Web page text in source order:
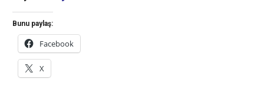
Bunu paylaş:
Facebook
X